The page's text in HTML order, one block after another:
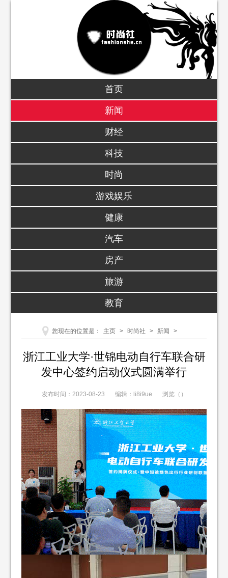
首页
新闻
财经
科技
时尚
游戏娱乐
健康
汽车
房产
旅游
教育
您现在的位置是： 主页 > 时尚社 > 新闻 >
浙江工业大学·世锦电动自行车联合研
发中心签约启动仪式圆满举行
发布时间：2023-08-23 编辑：li8i9ue 浏览（ ）